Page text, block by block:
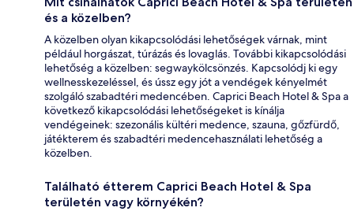
és a közelben?
A közelben olyan kikapcsolódási lehetőségek várnak, mint
például horgászat, túrázás és lovaglás. További kikapcsolódási
lehetőség a közelben: segwaykölcsönzés. Kapcsolódj ki egy
wellnesskezeléssel, és ússz egy jót a vendégek kényelmét
szolgáló szabadtéri medencében. Caprici Beach Hotel & Spa a
következő kikapcsolódási lehetőségeket is kínálja
vendégeinek: szezonális kültéri medence, szauna, gőzfürdő,
játékterem és szabadtéri medencehasználati lehetőség a
közelben.
Található étterem Caprici Beach Hotel & Spa
területén vagy környékén?